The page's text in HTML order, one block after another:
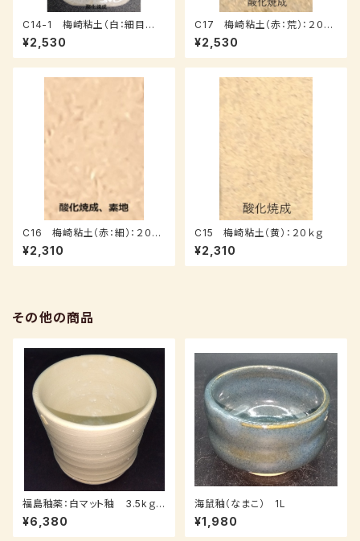
C14-1 梅崎粘土（白：細目
土）：２０ｋｇ
¥2,530
C17 梅崎粘土（赤：荒）：２０ｋ
ｇ
¥2,530
C16 梅崎粘土（赤：細）：２０ｋ
ｇ
¥2,310
C15 梅崎粘土（黄）：２０ｋｇ
¥2,310
その他の商品
福島釉薬：白マット釉 3.5kｇ
（送料込み：レターパックプラス）
¥6,380
海鼠釉（なまこ） 1L
¥1,980